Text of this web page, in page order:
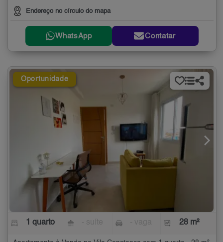
Endereço no círculo do mapa
WhatsApp Contatar
Oportunidade
1 quarto 28 m²